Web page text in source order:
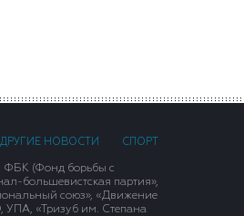
ДРУГИЕ НОВОСТИ СПОРТ
ФБК (Фонд борьбы с
большевистская партия»,
союз», «Движение
УПА, «Тризуб им. Степана